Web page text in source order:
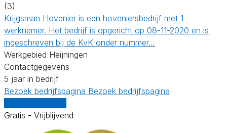
(3)
Krijgsman Hovenier is een hoveniersbedrijf met 1
werknemer. Het bedrijf is opgericht op 08-11-2020 en is
ingeschreven bij de KvK onder nummer…
Werkgebied Heijningen
Contactgegevens
5 jaar in bedrijf
Bezoek bedrijfspagina Bezoek bedrijfspagina
Gratis - Vrijblijvend